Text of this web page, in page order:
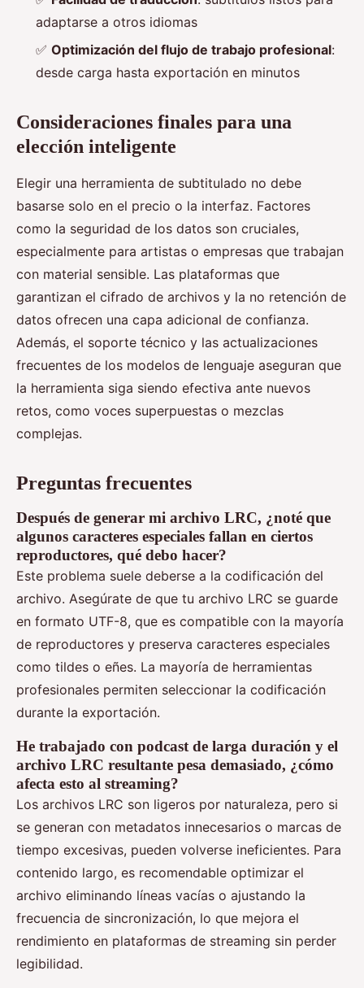
adaptarse a otros idiomas
✅ Optimización del flujo de trabajo profesional:
desde carga hasta exportación en minutos
Consideraciones finales para una
elección inteligente
Elegir una herramienta de subtitulado no debe
basarse solo en el precio o la interfaz. Factores
como la seguridad de los datos son cruciales,
especialmente para artistas o empresas que trabajan
con material sensible. Las plataformas que
garantizan el cifrado de archivos y la no retención de
datos ofrecen una capa adicional de confianza.
Además, el soporte técnico y las actualizaciones
frecuentes de los modelos de lenguaje aseguran que
la herramienta siga siendo efectiva ante nuevos
retos, como voces superpuestas o mezclas
complejas.
Preguntas frecuentes
Después de generar mi archivo LRC, ¿noté que
algunos caracteres especiales fallan en ciertos
reproductores, qué debo hacer?
Este problema suele deberse a la codificación del
archivo. Asegúrate de que tu archivo LRC se guarde
en formato UTF-8, que es compatible con la mayoría
de reproductores y preserva caracteres especiales
como tildes o eñes. La mayoría de herramientas
profesionales permiten seleccionar la codificación
durante la exportación.
He trabajado con podcast de larga duración y el
archivo LRC resultante pesa demasiado, ¿cómo
afecta esto al streaming?
Los archivos LRC son ligeros por naturaleza, pero si
se generan con metadatos innecesarios o marcas de
tiempo excesivas, pueden volverse ineficientes. Para
contenido largo, es recomendable optimizar el
archivo eliminando líneas vacías o ajustando la
frecuencia de sincronización, lo que mejora el
rendimiento en plataformas de streaming sin perder
legibilidad.